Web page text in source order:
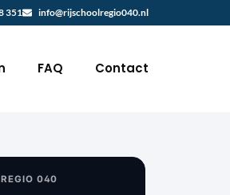
351 info@rijschoolregio040.nl
FAQ Contact
040